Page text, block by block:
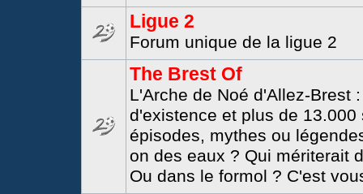
Ligue 2
Forum unique de la ligue 2
The Brest Of
L'Arche de Noé d'Allez-Brest
d'existence et plus de 13.000
épisodes, mythes ou
on des eaux ? Qui mériterait
Ou dans le formol ? C'est